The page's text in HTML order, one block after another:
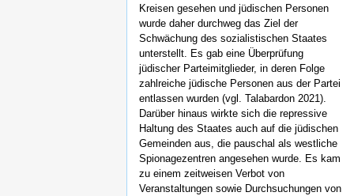
Kreisen gesehen und jüdischen Personen
wurde daher durchweg das Ziel der
Schwächung des sozialistischen Staates
unterstellt. Es gab eine Überprüfung
jüdischer Parteimitglieder, in deren Folge
zahlreiche jüdische Personen aus der Partei
entlassen wurden (vgl. Talabardon 2021).
Darüber hinaus wirkte sich die repressive
Haltung des Staates auch auf die jüdischen
Gemeinden aus, die pauschal als westliche
Spionagezentren angesehen wurde. Es kam
zu einem zeitweisen Verbot von
Veranstaltungen sowie Durchsuchungen von